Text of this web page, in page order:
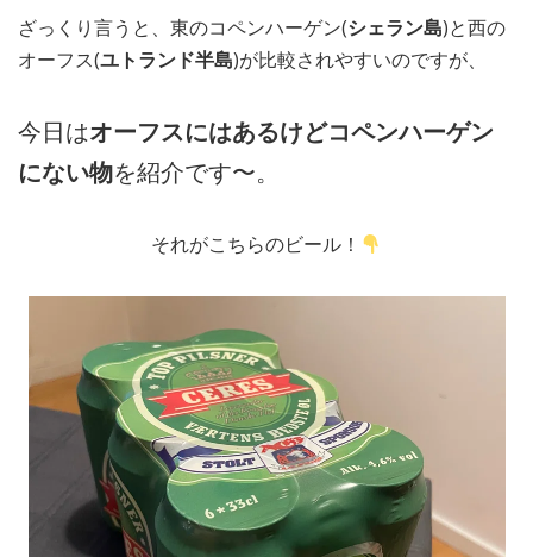
ざっくり言うと、東のコペンハーゲン(シェラン島)と西の
オーフス(ユトランド半島)が比較されやすいのですが、
今日はオーフスにはあるけどコペンハーゲン
にない物を紹介です〜。
それがこちらのビール！